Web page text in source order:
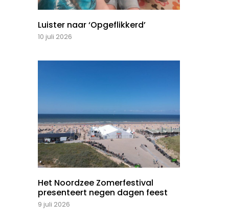
Luister naar ‘Opgeflikkerd’
10 juli 2026
Het Noordzee Zomerfestival
presenteert negen dagen feest
9 juli 2026